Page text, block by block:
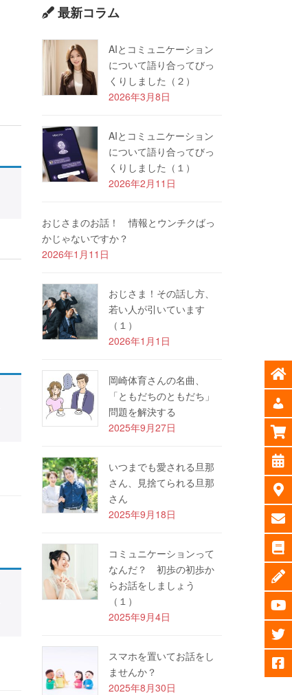
最新コラム
AIとコミュニケーション
について語り合ってびっ
くりしました（２）
2026年3月8日
AIとコミュニケーション
について語り合ってびっ
くりしました（１）
2026年2月11日
おじさまのお話！ 情報とウンチクばっ
かじゃないですか？
2026年1月11日
おじさま！その話し方、
若い人が引いています
（１）
2026年1月1日
岡崎体育さんの名曲、
「ともだちのともだち」
問題を解決する
2025年9月27日
いつまでも愛される旦那
さん、見捨てられる旦那
さん
2025年9月18日
コミュニケーションって
なんだ？ 初歩の初歩か
らお話をしましょう
（１）
2025年9月4日
スマホを置いてお話をし
ませんか？
2025年8月30日